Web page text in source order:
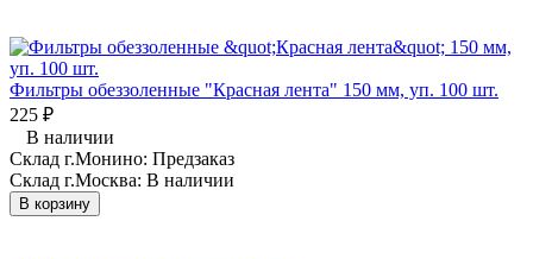
Фильтры обеззоленные "Красная лента" 150 мм, уп. 100 шт.
225 ₽
В наличии
Склад г.Монино: Предзаказ
Склад г.Москва: В наличии
В корзину